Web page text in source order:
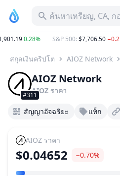
ค้นหาเหรียญ, CA,
0.28% S&P 500:$7,706.50
สกุลเงินคริปโต AIOZ Network
#311
AIOZ Network
AIOZ ราคา
สัญญาอัจฉริยะ แท็ก
AIOZ ราคา
$0.04652 −0.70%